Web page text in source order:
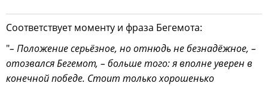
Соответствует моменту и фраза Бегемота:
"– Положение серьёзное, но отнюдь не безнадёжное, –
отозвался Бегемот, – больше того: я вполне уверен в
конечной победе. Стоит только хорошенько